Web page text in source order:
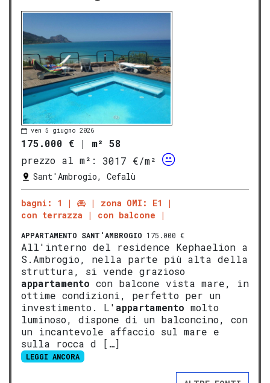
ven 5 giugno 2026
175.000 € | m² 58
prezzo al m²:
3017 €/m²
Sant'Ambrogio, Cefalù
bagni: 1
zona OMI: E1
con terrazza
con balcone
APPARTAMENTO SANT'AMBROGIO 175.000 €
All'interno del residence Kephaelion a
S.Ambrogio, nella parte più alta della
struttura, si vende grazioso
appartamento con balcone vista mare, in
ottime condizioni, perfetto per un
investimento. L' appartamento molto
luminoso, dispone di un balconcino, con
un incantevole affaccio sul mare e
sulla rocca d […]
LEGGI ANCORA